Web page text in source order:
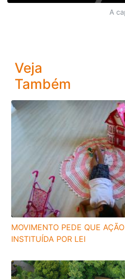
A
Veja
Também
MOVIMENTO PEDE QUE
INSTITUÍDA POR LEI